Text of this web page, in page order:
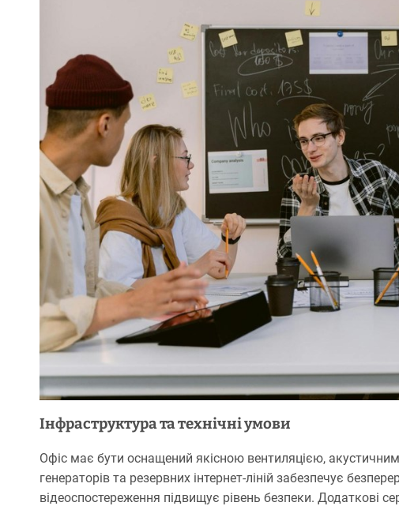
Інфраструктура та технічні умови
Офіс має бути оснащений якісною вентиляцією,
генераторів та резервних інтернет-ліній забезпечує
відеоспостереження підвищує рівень безпеки. Додаткові